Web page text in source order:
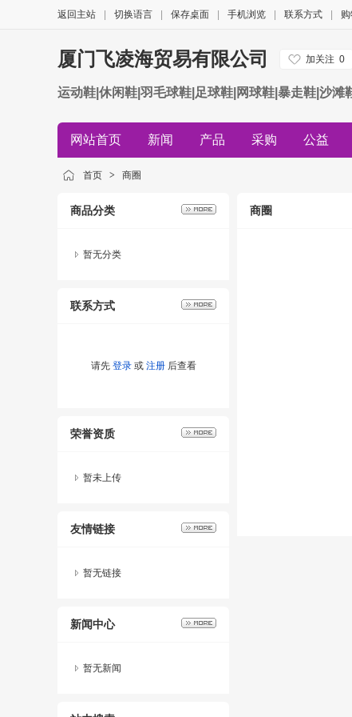
返回主站 切换语言 保存桌面 手机浏览 联系方式
厦门飞凌海贸易有限公司 加关注 0
运动鞋|休闲鞋|羽毛球鞋|足球鞋|网球鞋|暴走鞋|沙
网站首页 新闻 产品 采购 公益
首页 > 商圈
商品分类
暂无分类
联系方式
请先 登录或 注册后查看
荣誉资质
暂未上传
友情链接
暂无链接
新闻中心
暂无新闻
商圈